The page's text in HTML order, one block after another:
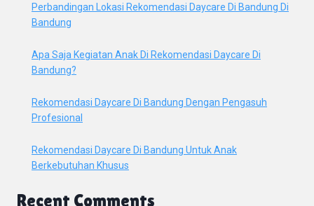
Perbandingan Lokasi Rekomendasi Daycare Di Bandung Di
Bandung
Apa Saja Kegiatan Anak Di Rekomendasi Daycare Di
Bandung?
Rekomendasi Daycare Di Bandung Dengan Pengasuh
Profesional
Rekomendasi Daycare Di Bandung Untuk Anak
Berkebutuhan Khusus
Recent Comments